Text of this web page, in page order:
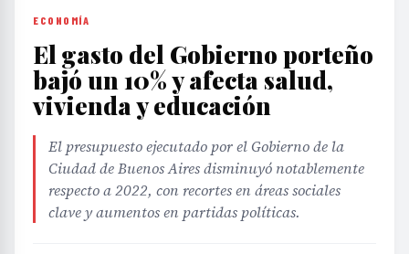
ECONOMÍA
El gasto del Gobierno porteño
bajó un 10% y afecta salud,
vivienda y educación
El presupuesto ejecutado por el Gobierno de la
Ciudad de Buenos Aires disminuyó notablemente
respecto a 2022, con recortes en áreas sociales
clave y aumentos en partidas políticas.